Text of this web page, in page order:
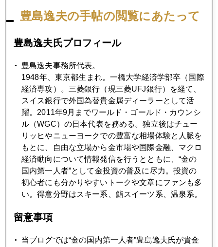
ていない」とバブル説を否定し、現状の株価を容認するかの
ーシャル・メディア系の小型株やバイオ関連株だ」とまで具
体的に指摘した。その発言が伝わると、それらの株式が売ら
れる局面もあった。市場内では「ＦＲＢ議長が株価予測のよ
うなコメントをしてよいものか」との不満げな反応も見られ
総じて、黒田総裁の「自信」とイエレン議長の「多岐に亘る
発言」が印象に残った。
さて、金価格はやっと１３００ドル割れ。１２９０ドル台
昨日のイエレン議会証言でも、利上げ視野の雰囲気を感じと
豊島逸夫の手帖の閲覧にあたって
豊島逸夫氏プロフィール
豊島逸夫事務所代表。
1948年、東京都生まれ。一橋大学経済学部卒（国際
経済専攻）。三菱銀行（現三菱UFJ銀行）を経て、
スイス銀行で外国為替貴金属ディーラーとして活
躍。2011年9月までワールド・ゴールド・カウンシ
ル（WGC）の日本代表を務める。独立後はチュー
リッヒやニューヨークでの豊富な相場体験と人脈を
もとに、自由な立場から金市場や国際金融、マクロ
経済動向について情報発信を行うとともに、“金の
国内第一人者”として金投資の普及に尽力。投資の
初心者にも分かりやすいトークや文章にファンも多
い。得意分野はスキー系、鮨スイーツ系、温泉系。
留意事項
当ブログでは“金の国内第一人者”豊島逸夫氏が貴金